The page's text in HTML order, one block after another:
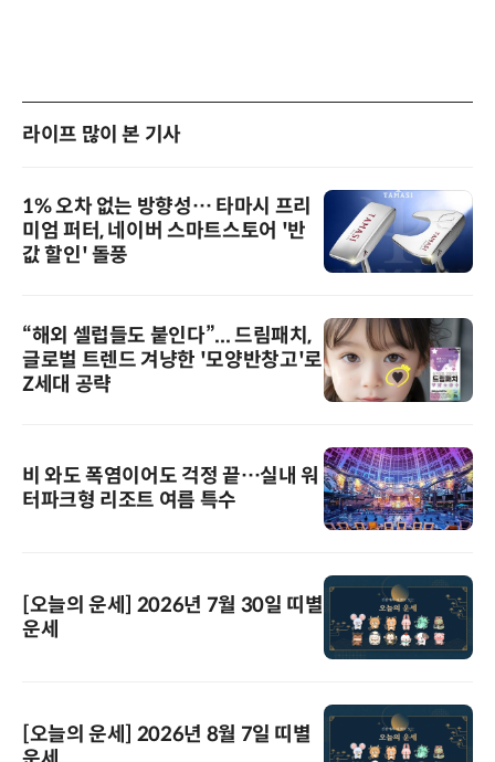
라이프 많이 본 기사
1% 오차 없는 방향성… 타마시 프리
미엄 퍼터, 네이버 스마트스토어 '반
값 할인' 돌풍
“해외 셀럽들도 붙인다”... 드림패치,
글로벌 트렌드 겨냥한 '모양반창고'로
Z세대 공략
비 와도 폭염이어도 걱정 끝…실내 워
터파크형 리조트 여름 특수
[오늘의 운세] 2026년 7월 30일 띠별
운세
[오늘의 운세] 2026년 8월 7일 띠별